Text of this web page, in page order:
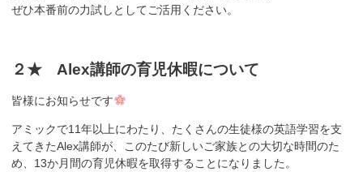
ぜひ本番前の力試しとしてご活用ください。
２★ Alex講師の育児休暇について
皆様にお知らせです
アミックで11年以上にわたり、たくさんの生徒様の英語学習を支
えてきたAlex講師が、このたび新しいご家族との大切な時間のた
め、13か月間の育児休暇を取得することになりました。